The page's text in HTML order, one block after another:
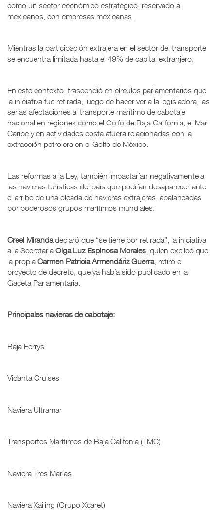
como un sector económico estratégico, reservado a
mexicanos, con empresas mexicanas.
Mientras la participación extrajera en el sector del transporte
se encuentra limitada hasta el 49% de capital extranjero.
En este contexto, trascendió en círculos parlamentarios que
la iniciativa fue retirada, luego de hacer ver a la legisladora, las
serias afectaciones al transporte marítimo de cabotaje
nacional en regiones como el Golfo de Baja California, el Mar
Caribe y en actividades costa afuera relacionadas con la
extracción petrolera en el Golfo de México.
Las reformas a la Ley, también impactarían negativamente a
las navieras turísticas del país que podrían desaparecer ante
el arribo de una oleada de navieras extrajeras, apalancadas
por poderosos grupos marítimos mundiales.
Creel Mirandadeclaró que “se tiene por retirada”, la iniciativa
a la Secretaria Olga Luz Espinosa Morales , quien explicó que
la propia Carmen Patricia Armendáriz Guerra, retiró el
proyecto de decreto, que ya había sido publicado en la
Gaceta Parlamentaria.
Principales navieras de cabotaje:
Baja Ferrys
Vidanta Cruises
Naviera Ultramar
Transportes Marítimos de Baja Califonia (TMC)
Naviera Tres Marías
Naviera Xailing (Grupo Xcaret)